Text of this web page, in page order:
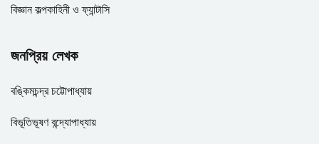
বিজ্ঞান কল্পকাহিনী ও ফ্যান্টাসি
জনপ্রিয় লেখক
বঙ্কিমচন্দ্র চট্টোপাধ্যায়
বিভূতিভূষণ বন্দ্যোপাধ্যায়